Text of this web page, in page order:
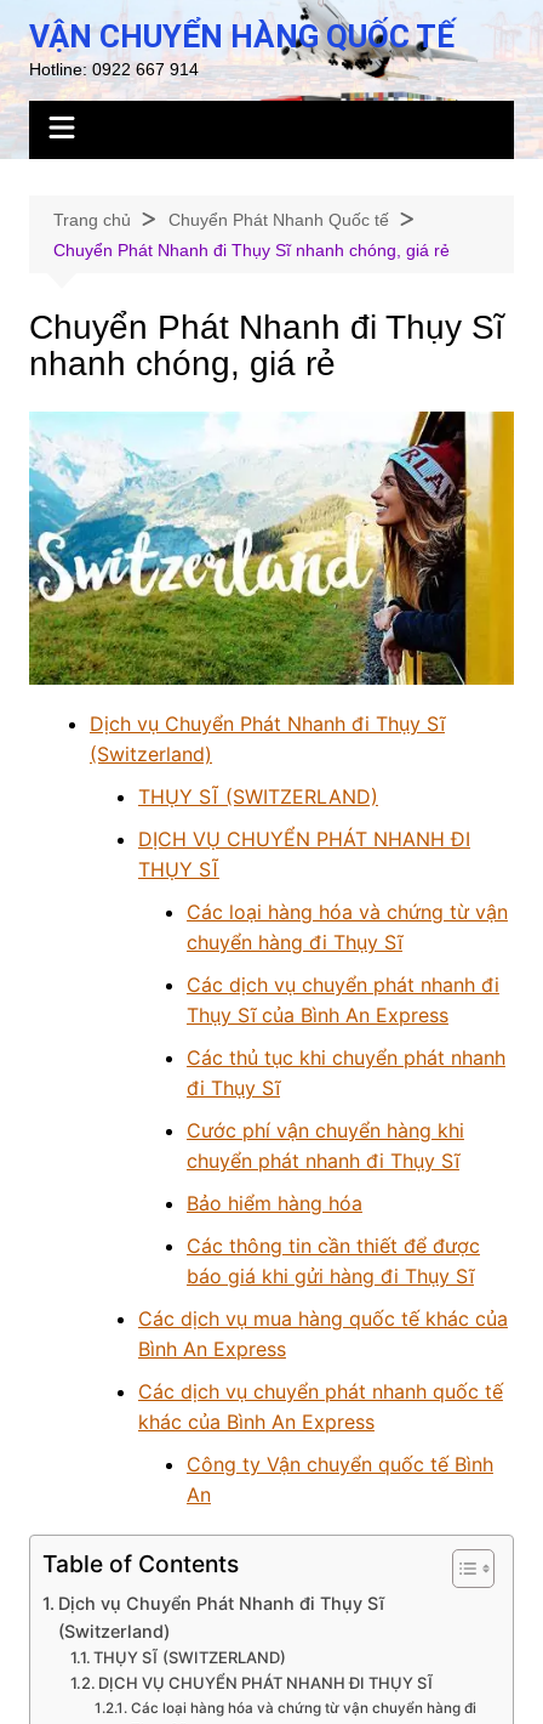
Chuyển
đến
phần
nội
dung
VẬN CHUYỂN HÀNG QUỐC TẾ
Hotline: 0922 667 914
Trang chủ
Chuyển Phát Nhanh Quốc tế
Chuyển Phát Nhanh đi Thụy Sĩ nhanh chóng, giá rẻ
Chuyển Phát Nhanh đi Thụy Sĩ
nhanh chóng, giá rẻ
Dịch vụ Chuyển Phát Nhanh đi Thụy Sĩ
(Switzerland)
THỤY SĨ (SWITZERLAND)
DỊCH VỤ CHUYỂN PHÁT NHANH ĐI
THỤY SĨ
Các loại hàng hóa và chứng từ vận
chuyển hàng đi Thụy Sĩ
Các dịch vụ chuyển phát nhanh đi
Thụy Sĩ của Bình An Express
Các thủ tục khi chuyển phát nhanh
đi Thụy Sĩ
Cước phí vận chuyển hàng khi
chuyển phát nhanh đi Thụy Sĩ
Bảo hiểm hàng hóa
Các thông tin cần thiết để được
báo giá khi gửi hàng đi Thụy Sĩ
Các dịch vụ mua hàng quốc tế khác của
Bình An Express
Các dịch vụ chuyển phát nhanh quốc tế
khác của Bình An Express
Công ty Vận chuyển quốc tế Bình
An
Table of Contents
Dịch vụ Chuyển Phát Nhanh đi Thụy Sĩ
(Switzerland)
THỤY SĨ (SWITZERLAND)
DỊCH VỤ CHUYỂN PHÁT NHANH ĐI THỤY SĨ
Các loại hàng hóa và chứng từ vận chuyển hàng đi